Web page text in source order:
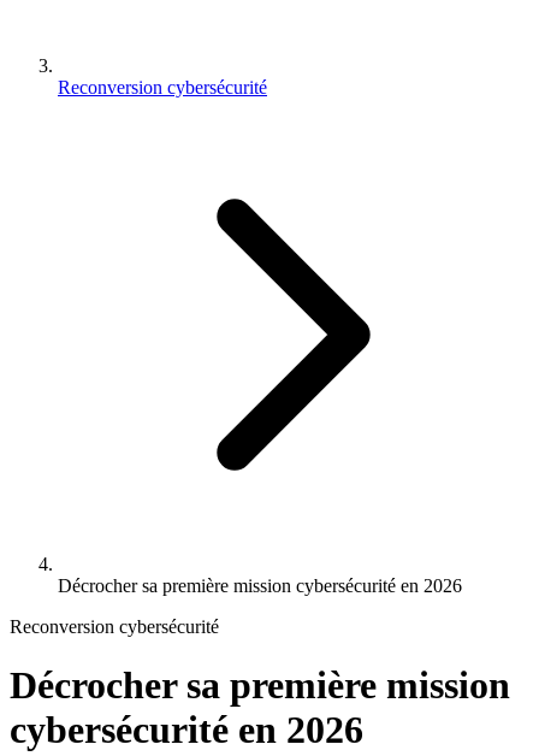
Reconversion cybersécurité
Décrocher sa première mission cybersécurité en 2026
Reconversion cybersécurité
Décrocher sa première mission
cybersécurité en 2026